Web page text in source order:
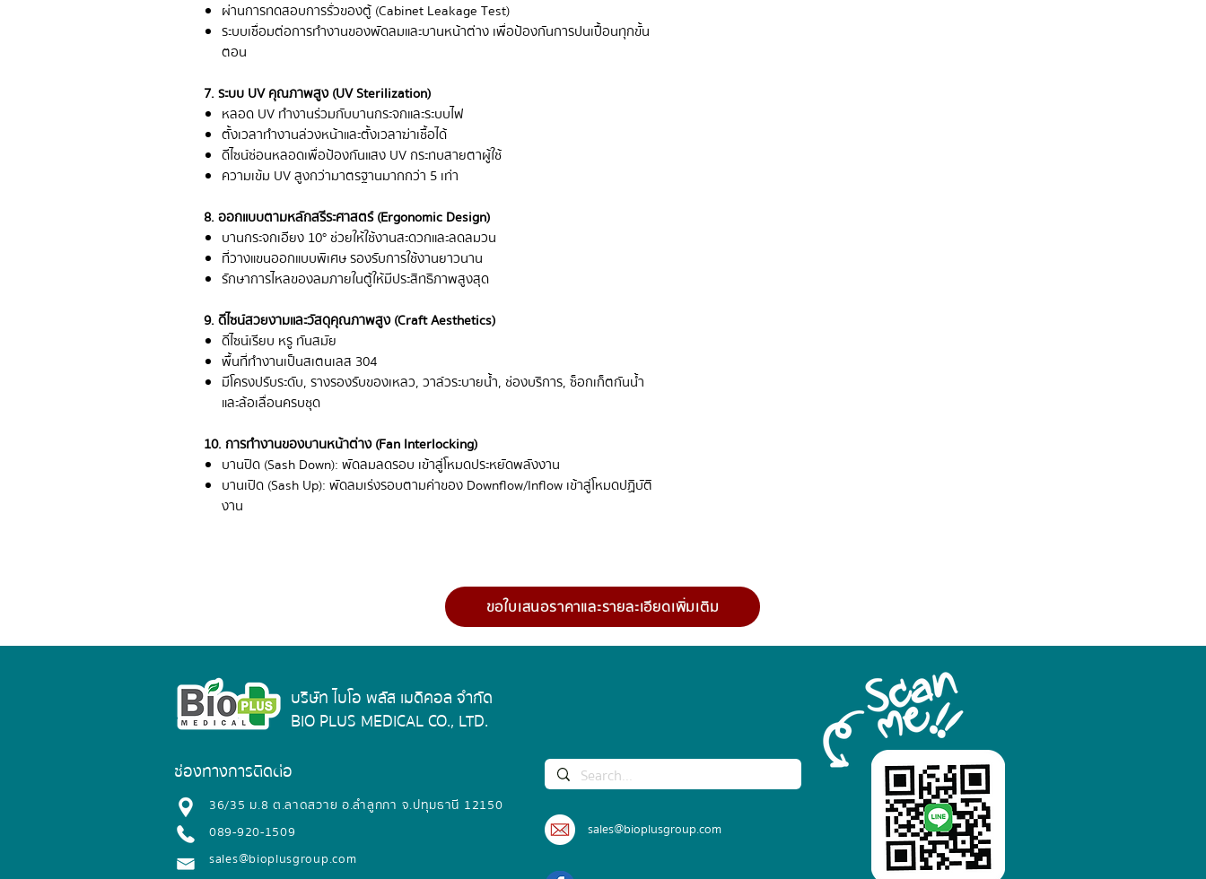
ผ่านการทดสอบการรั่วของตู้ (Cabinet Leakage Test)
ระบบเชื่อมต่อการทำงานของพัดลมและบานหน้าต่าง เพื่อป้องกันการปนเปื้อนทุกขั้น
ตอน
7. ระบบ UV คุณภาพสูง (UV Sterilization)
หลอด UV ทำงานร่วมกับบานกระจกและระบบไฟ
ตั้งเวลาทำงานล่วงหน้าและตั้งเวลาฆ่าเชื้อได้
ดีไซน์ซ่อนหลอดเพื่อป้องกันแสง UV กระทบสายตาผู้ใช้
ความเข้ม UV สูงกว่ามาตรฐานมากกว่า 5 เท่า
8. ออกแบบตามหลักสรีระศาสตร์ (Ergonomic Design)
บานกระจกเอียง 10° ช่วยให้ใช้งานสะดวกและลดลมวน
ที่วางแขนออกแบบพิเศษ รองรับการใช้งานยาวนาน
รักษาการไหลของลมภายในตู้ให้มีประสิทธิภาพสูงสุด
9. ดีไซน์สวยงามและวัสดุคุณภาพสูง (Craft Aesthetics)
ดีไซน์เรียบ หรู ทันสมัย
พื้นที่ทำงานเป็นสเตนเลส 304
มีโครงปรับระดับ, รางรองรับของเหลว, วาล์วระบายน้ำ, ช่องบริการ, ซ็อกเก็ตกันน้ำ
และล้อเลื่อนครบชุด
10. การทำงานของบานหน้าต่าง (Fan Interlocking)
บานปิด (Sash Down): พัดลมลดรอบ เข้าสู่โหมดประหยัดพลังงาน
บานเปิด (Sash Up): พัดลมเร่งรอบตามค่าของ Downflow/Inflow เข้าสู่โหมดปฏิบัติ
งาน
ขอใบเสนอราคาและรายละเอียดเพิ่มเติม
บริษัท ไบโอ พลัส เมดิคอล จำกัด
BIO PLUS MEDICAL CO., LTD.
ช่องทางการติดต่อ
​36/35 ม.8 ต.ลาดสวาย อ.ลำลูกกา จ.ปทุมธานี 12150
089-920-1509
sales@bioplusgroup.com​
sales@bioplusgroup.com